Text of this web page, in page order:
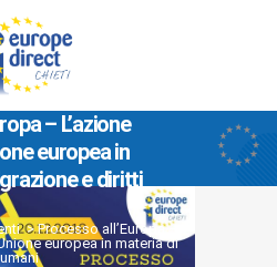
– L’azione
europea in
e diritti
>Processo all’Europa –
europea in materia di